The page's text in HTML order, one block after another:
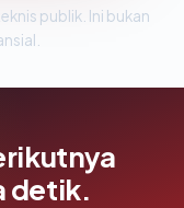
publik. Ini bukan
detik.